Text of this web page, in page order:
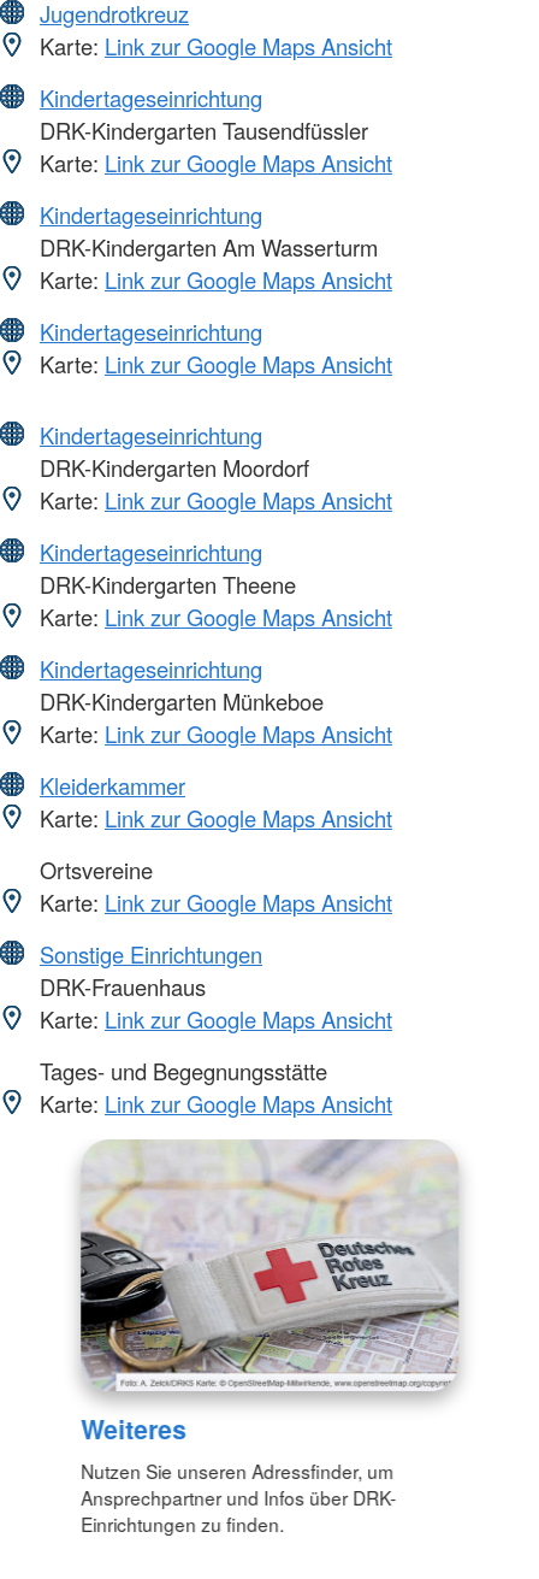
Jugendrotkreuz
Karte: Link zur Google Maps Ansicht
Kindertageseinrichtung
DRK-Kindergarten Tausendfüssler
Karte: Link zur Google Maps Ansicht
Kindertageseinrichtung
DRK-Kindergarten Am Wasserturm
Karte: Link zur Google Maps Ansicht
Kindertageseinrichtung
Karte: Link zur Google Maps Ansicht
Kindertageseinrichtung
DRK-Kindergarten Moordorf
Karte: Link zur Google Maps Ansicht
Kindertageseinrichtung
DRK-Kindergarten Theene
Karte: Link zur Google Maps Ansicht
Kindertageseinrichtung
DRK-Kindergarten Münkeboe
Karte: Link zur Google Maps Ansicht
Kleiderkammer
Karte: Link zur Google Maps Ansicht
Ortsvereine
Karte: Link zur Google Maps Ansicht
Sonstige Einrichtungen
DRK-Frauenhaus
Karte: Link zur Google Maps Ansicht
Tages- und Begegnungsstätte
Karte: Link zur Google Maps Ansicht
Weiteres
Nutzen Sie unseren Adressfinder, um
Ansprechpartner und Infos über DRK-
Einrichtungen zu finden.